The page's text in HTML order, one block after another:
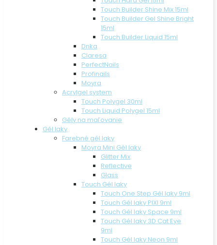
Touch Builder Shine Mix 15ml
Touch Builder Gel Shine Bright
15ml
Touch Builder Liquid 15ml
Dnka
Claresa
PerfectNails
Profinails
Moyra
Acrylgel system
Touch Polygel 30ml
Touch Liquid Polygel 15ml
Gély na maľovanie
Gél laky
Farebné gél laky
Moyra Mini Gél laky
Glitter Mix
Reflective
Glass
Touch Gél laky
Touch One Step Gél laky 9ml
Touch Gél laky PIXI 9ml
Touch Gél laky Space 9ml
Touch Gél laky 3D Cat Eye
9ml
Touch Gél laky Neon 9ml